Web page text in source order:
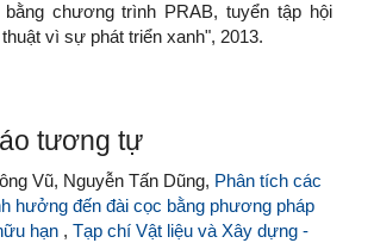
chương trình PRAB, tuyển tập hội
vì sự phát triển xanh", 2013.
tương tự
Vũ, Nguyễn Tấn Dũng, Phân tích các
hưởng đến đài cọc bằng phương pháp
hạn , Tạp chí Vật liệu và Xây dựng -